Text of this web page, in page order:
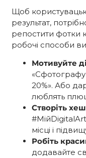
Щоб
результат,
репостити фотки
робочі способи
Мотивуйте
20%». Або
люблять
Створіть
місці і
Робіть
додавайте